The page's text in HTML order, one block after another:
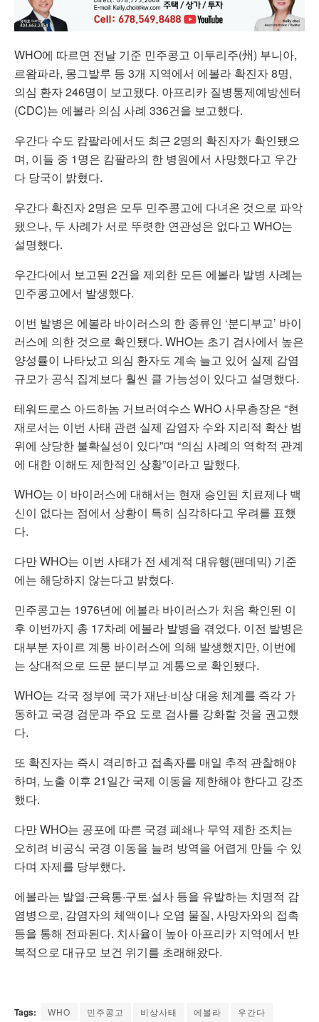
WHO에 따르면 전날 기준 민주콩고 이투리주(州) 부니아,
르왐파라, 몽그발루 등 3개 지역에서 에볼라 확진자 8명,
의심 환자 246명이 보고됐다. 아프리카 질병통제예방센터
(CDC)는 에볼라 의심 사례 336건을 보고했다.
우간다 수도 캄팔라에서도 최근 2명의 확진자가 확인됐으
며, 이들 중 1명은 캄팔라의 한 병원에서 사망했다고 우간
다 당국이 밝혔다.
우간다 확진자 2명은 모두 민주콩고에 다녀온 것으로 파악
됐으나, 두 사례가 서로 뚜렷한 연관성은 없다고 WHO는
설명했다.
우간다에서 보고된 2건을 제외한 모든 에볼라 발병 사례는
민주콩고에서 발생했다.
이번 발병은 에볼라 바이러스의 한 종류인 ‘분디부교’ 바이
러스에 의한 것으로 확인됐다. WHO는 초기 검사에서 높은
양성률이 나타났고 의심 환자도 계속 늘고 있어 실제 감염
규모가 공식 집계보다 훨씬 클 가능성이 있다고 설명했다.
테워드로스 아드하놈 거브러여수스 WHO 사무총장은 “현
재로서는 이번 사태 관련 실제 감염자 수와 지리적 확산 범
위에 상당한 불확실성이 있다”며 “의심 사례의 역학적 관계
에 대한 이해도 제한적인 상황”이라고 말했다.
WHO는 이 바이러스에 대해서는 현재 승인된 치료제나 백
신이 없다는 점에서 상황이 특히 심각하다고 우려를 표했
다.
다만 WHO는 이번 사태가 전 세계적 대유행(팬데믹) 기준
에는 해당하지 않는다고 밝혔다.
민주콩고는 1976년에 에볼라 바이러스가 처음 확인된 이
후 이번까지 총 17차례 에볼라 발병을 겪었다. 이전 발병은
대부분 자이르 계통 바이러스에 의해 발생했지만, 이번에
는 상대적으로 드문 분디부교 계통으로 확인됐다.
WHO는 각국 정부에 국가 재난·비상 대응 체계를 즉각 가
동하고 국경 검문과 주요 도로 검사를 강화할 것을 권고했
다.
또 확진자는 즉시 격리하고 접촉자를 매일 추적 관찰해야
하며, 노출 이후 21일간 국제 이동을 제한해야 한다고 강조
했다.
다만 WHO는 공포에 따른 국경 폐쇄나 무역 제한 조치는
오히려 비공식 국경 이동을 늘려 방역을 어렵게 만들 수 있
다며 자제를 당부했다.
에볼라는 발열·근육통·구토·설사 등을 유발하는 치명적 감
염병으로, 감염자의 체액이나 오염 물질, 사망자와의 접촉
등을 통해 전파된다. 치사율이 높아 아프리카 지역에서 반
복적으로 대규모 보건 위기를 초래해왔다.
Tags: WHO 민주콩고 비상사태 에볼라 우간다